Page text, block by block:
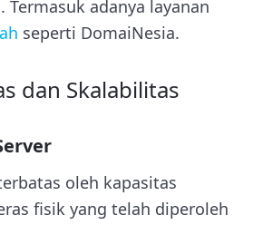
Termasuk adanya layanan
seperti DomaiNesia.
dan Skalabilitas
oleh kapasitas
fisik yang telah diperoleh